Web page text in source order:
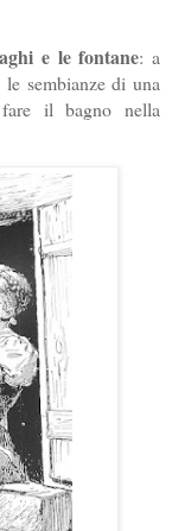
e le fontane: a
sembianze di una
il bagno nella